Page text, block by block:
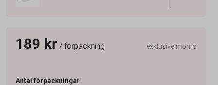
189 kr / förpackning exklusive moms
Antal förpackningar